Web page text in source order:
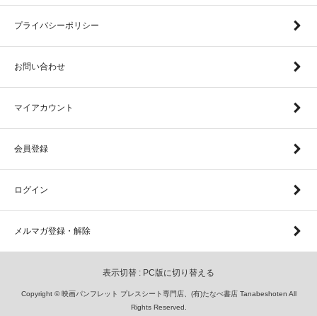
プライバシーポリシー
お問い合わせ
マイアカウント
会員登録
ログイン
メルマガ登録・解除
表示切替 : PC版に切り替える
Copyright © 映画パンフレット プレスシート専門店、(有)たなべ書店 Tanabeshoten All
Rights Reserved.